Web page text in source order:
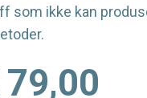
som ikke kan
79,00